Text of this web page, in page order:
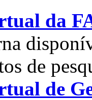
da
de
de